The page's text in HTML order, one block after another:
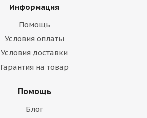
Информация
Помощь
Условия оплаты
Условия доставки
Гарантия на товар
Помощь
Блог